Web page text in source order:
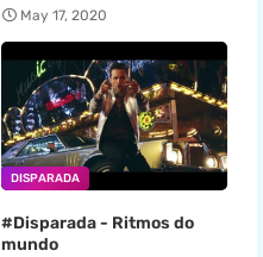
May 17, 2020
DISPARADA
#Disparada - Ritmos do
mundo